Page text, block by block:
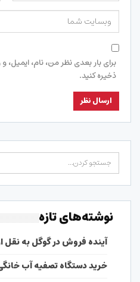
برای بار بعدی نظر من، نام،
ذخیره کنید.
نوشته‌های تازه
آینده فروش در گوگل به نقل
خرید دستگاه تصفیه آب